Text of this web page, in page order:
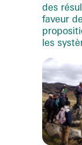
des
faveur
les